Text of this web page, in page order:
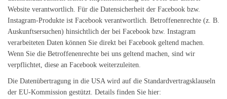
Website verantwortlich. Für die Datensicherheit der Facebook bzw.
Instagram-Produkte ist Facebook verantwortlich. Betroffenenrechte (z. B.
Auskunftsersuchen) hinsichtlich der bei Facebook bzw. Instagram
verarbeiteten Daten können Sie direkt bei Facebook geltend machen.
Wenn Sie die Betroffenenrechte bei uns geltend machen, sind wir
verpflichtet, diese an Facebook weiterzuleiten.
Die Datenübertragung in die USA wird auf die Standardvertragsklauseln
der EU-Kommission gestützt. Details finden Sie hier: